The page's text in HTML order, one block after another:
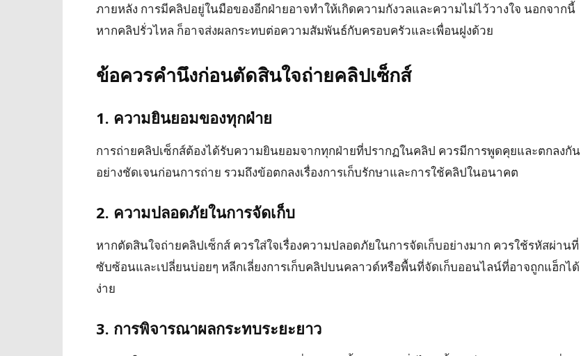
ภายหลัง การมีคลิปอยู่ในมือของอีกฝ่ายอาจทำให้เกิดความกังวลและความไม่ไว้วางใจ นอกจากนี้
หากคลิปรั่วไหล ก็อาจส่งผลกระทบต่อความสัมพันธ์กับครอบครัวและเพื่อนฝูงด้วย
ข้อควรคำนึงก่อนตัดสินใจถ่ายคลิปเซ็กส์
1. ความยินยอมของทุกฝ่าย
การถ่ายคลิปเซ็กส์ต้องได้รับความยินยอมจากทุกฝ่ายที่ปรากฏในคลิป ควรมีการพูดคุยและตกลงกัน
อย่างชัดเจนก่อนการถ่าย รวมถึงข้อตกลงเรื่องการเก็บรักษาและการใช้คลิปในอนาคต
2. ความปลอดภัยในการจัดเก็บ
หากตัดสินใจถ่ายคลิปเซ็กส์ ควรใส่ใจเรื่องความปลอดภัยในการจัดเก็บอย่างมาก ควรใช้รหัสผ่านที่
ซับซ้อนและเปลี่ยนบ่อยๆ หลีกเลี่ยงการเก็บคลิปบนคลาวด์หรือพื้นที่จัดเก็บออนไลน์ที่อาจถูกแฮ็กได้
ง่าย
3. การพิจารณาผลกระทบระยะยาว